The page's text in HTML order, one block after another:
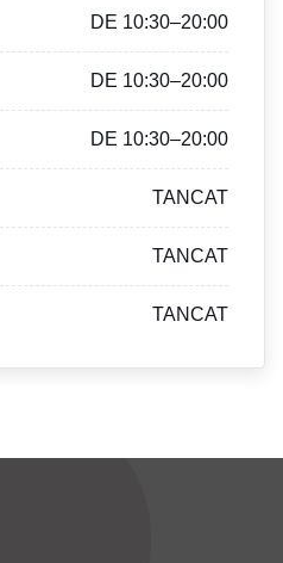
DE 10:30–20:00
DE 10:30–20:00
DE 10:30–20:00
TANCAT
TANCAT
TANCAT